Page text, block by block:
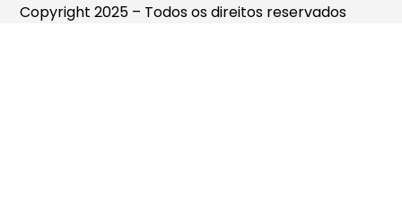
Copyright 2025 – Todos os direitos reservados